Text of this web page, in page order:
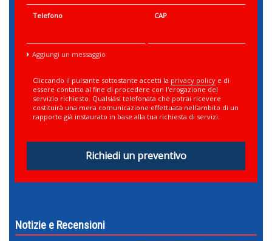
Telefono CAP
Aggiungi un messaggio
Cliccando il pulsante sottostante accetti la privacy policy e di
essere contatto al fine di procedere con l'erogazione del
servizio richiesto. Qualsiasi telefonata che potrai ricevere
costituirà una mera comunicazione effettuata nell'ambito di un
rapporto già instaurato in base alla tua richiesta di servizi.
Richiedi un preventivo
Notizie e Recensioni